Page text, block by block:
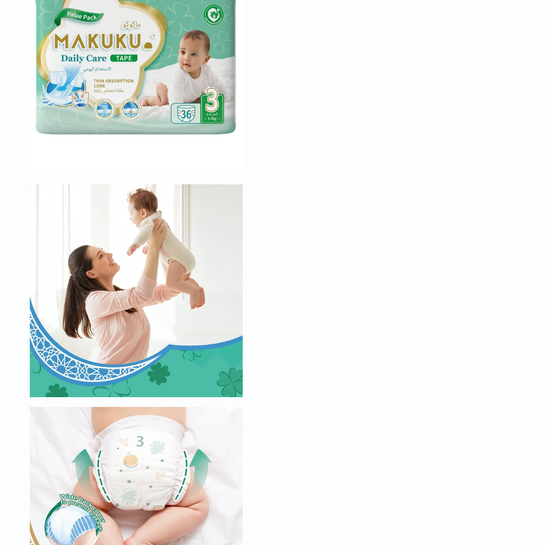
العظام
والمفاصل
المخ
والذاكرة
صحة
القلب
دعم
مرضى
والمسالك
البولية
دعم
الكبد
صحة
البروستاتا
الفيتامينات
مالتي
فيتامين
فيتامين
أ
فيتامين
ب
فيتامين
ج
فيتامين
د
فيتامين
هـ
المعادن
المغنيسيوم
الحديد